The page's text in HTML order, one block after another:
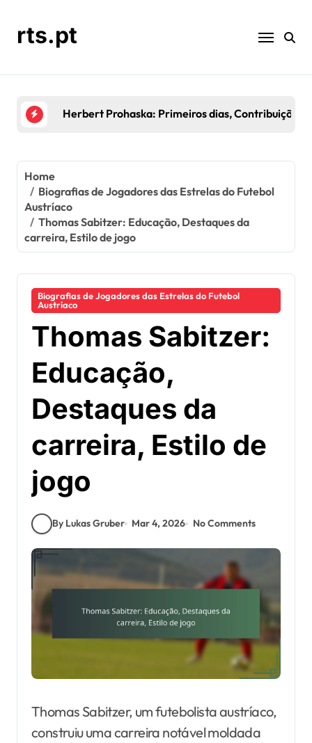
contentrts.pt
Kurt Jara: Temporadas de Destaque,
Home
Biografias de Jogadores das Estrelas do Futebol
Austríaco
Thomas Sabitzer: Educação, Destaques da
carreira, Estilo de jogo
Biografias de Jogadores das Estrelas do Futebol
Austríaco
Thomas Sabitzer:
Educação,
Destaques da
carreira, Estilo de
jogo
By Lukas Gruber Mar 4, 2026 No Comments
Thomas Sabitzer, um futebolista austríaco,
construiu uma carreira notável moldada